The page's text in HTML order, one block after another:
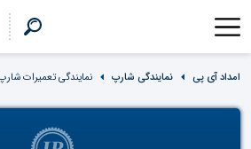
امداد آی پی نمایندگی شارپ نمایندگی تعمیرات